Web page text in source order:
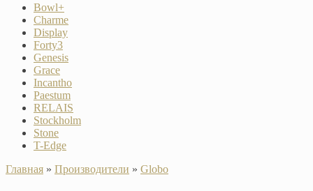
Bowl+
Charme
Display
Forty3
Genesis
Grace
Incantho
Paestum
RELAIS
Stockholm
Stone
T-Edge
Главная » Производители » Globo